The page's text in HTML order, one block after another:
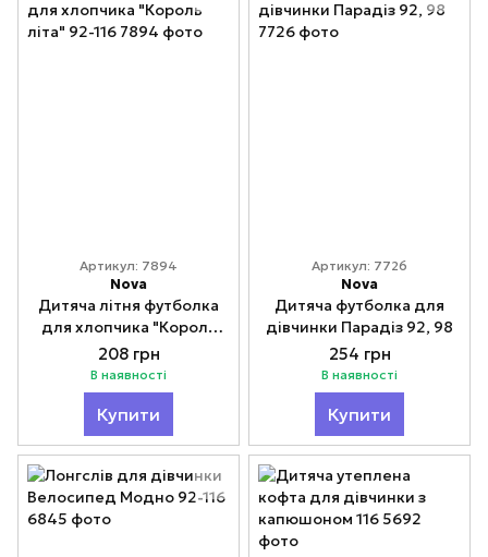
Артикул: 7894
Nova
Дитяча літня футболка
для хлопчика "Король
літа" 92-116
208 грн
В наявності
Купити
Артикул: 7726
Nova
Дитяча футболка для
дівчинки Парадіз 92, 98
254 грн
В наявності
Купити